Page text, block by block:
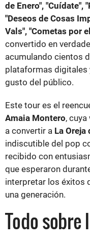
de Enero", "Cuídate",
"Deseos de Cosas
Vals", "Cometas por
convertido en
acumulando cientos
plataformas digitales
gusto del público.
Este tour es el
Amaia Montero,
a convertir a La Oreja
indiscutible del pop
recibido con
que esperaron
interpretar los éxitos
una generación.
Todo